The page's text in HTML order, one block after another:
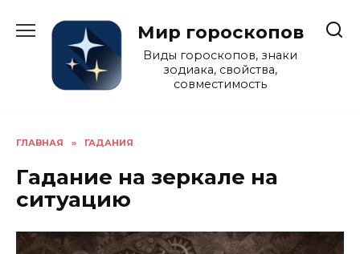
содержанию
Мир гороскопов
Виды гороскопов, знаки
зодиака, свойства,
совместимость
ГЛАВНАЯ » ГАДАНИЯ
Гадание на зеркале на
ситуацию